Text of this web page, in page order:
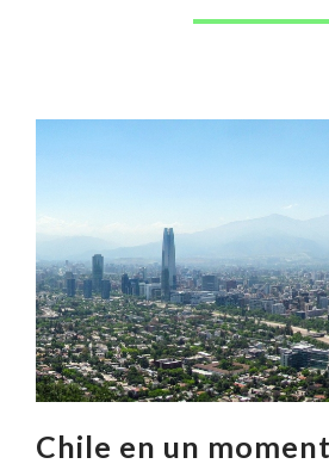
Chile en un